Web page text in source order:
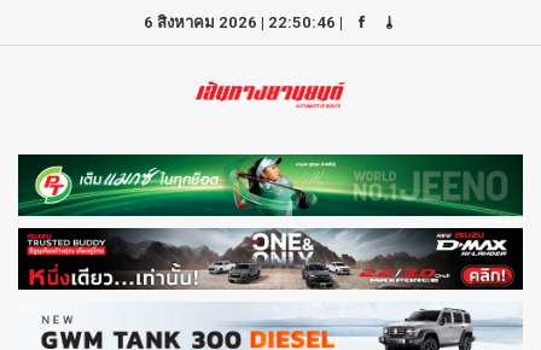
6 สิงหาคม 2026 | 22:50:46 |